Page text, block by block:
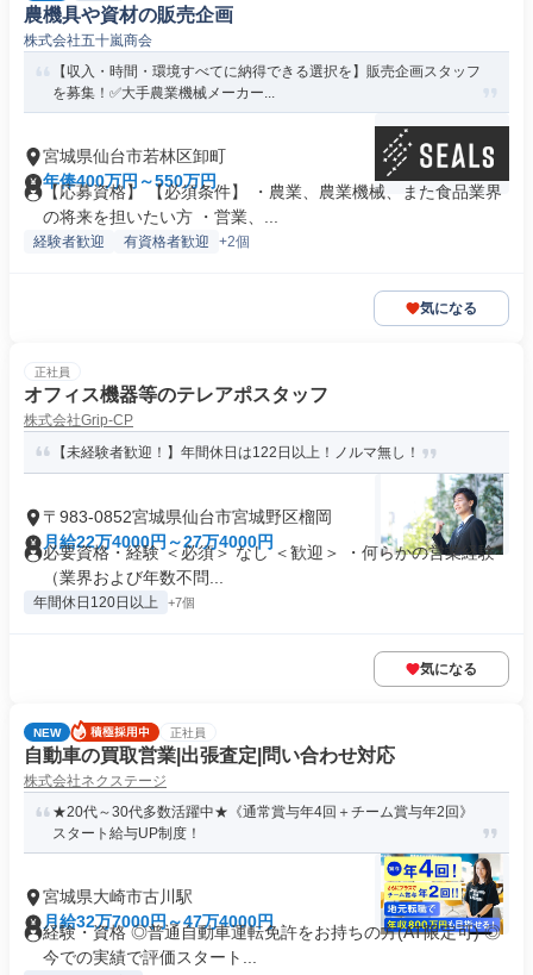
農機具や資材の販売企画
株式会社五十嵐商会
【収入・時間・環境すべてに納得できる選択を】販売企画スタッフ
を募集！✅大手農業機械メーカー...
宮城県仙台市若林区卸町
年俸400万円～550万円
【応募資格】 【必須条件】 ・農業、農業機械、また食品業界
の将来を担いたい方 ・営業、...
経験者歓迎 有資格者歓迎 +2個
気になる
正社員
オフィス機器等のテレアポスタッフ
株式会社Grip-CP
【未経験者歓迎！】年間休日は122日以上！ノルマ無し！
〒983-0852宮城県仙台市宮城野区榴岡
月給22万4000円～27万4000円
必要資格・経験 ＜必須＞ なし ＜歓迎＞ ・何らかの営業経験
（業界および年数不問...
年間休日120日以上 +7個
気になる
NEW 正社員
自動車の買取営業|出張査定|問い合わせ対応
株式会社ネクステージ
★20代～30代多数活躍中★《通常賞与年4回＋チーム賞与年2回》
スタート給与UP制度！
宮城県大崎市古川駅
月給32万7000円～47万4000円
経験・資格 ◎普通自動車運転免許をお持ちの方(AT限定可) ◎
今での実績で評価スタート...